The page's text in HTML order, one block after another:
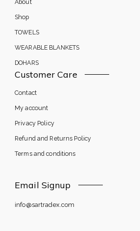
About
Shop
TOWELS
WEARABLE BLANKETS
DOHARS
Customer Care
Contact
My account
Privacy Policy
Refund and Returns Policy
Terms and conditions
Email Signup
info@sartradex.com